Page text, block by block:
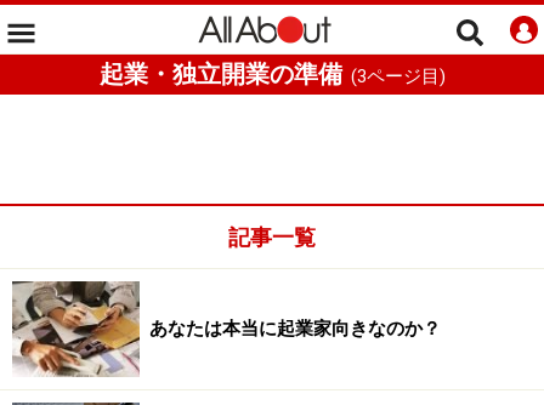
起業・独立開業の準備 (3ページ目)
記事一覧
あなたは本当に起業家向きなのか？